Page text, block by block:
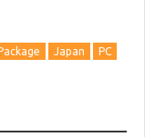
Japan
PC